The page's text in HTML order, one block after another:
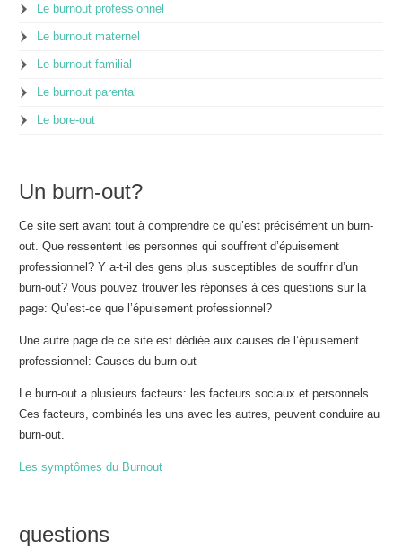
Le burnout professionnel
Le burnout maternel
Le burnout familial
Le burnout parental
Le bore-out
Un burn-out?
Ce site sert avant tout à comprendre ce qu’est précisément un burn-
out. Que ressentent les personnes qui souffrent d’épuisement
professionnel? Y a-t-il des gens plus susceptibles de souffrir d’un
burn-out? Vous pouvez trouver les réponses à ces questions sur la
page: Qu’est-ce que l’épuisement professionnel?
Une autre page de ce site est dédiée aux causes de l’épuisement
professionnel: Causes du burn-out
Le burn-out a plusieurs facteurs: les facteurs sociaux et personnels.
Ces facteurs, combinés les uns avec les autres, peuvent conduire au
burn-out.
Les symptômes du Burnout
questions